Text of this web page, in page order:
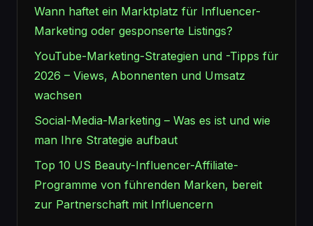
Wann haftet ein Marktplatz für Influencer-
Marketing oder gesponserte Listings?
YouTube-Marketing-Strategien und -Tipps für
2026 – Views, Abonnenten und Umsatz
wachsen
Social-Media-Marketing – Was es ist und wie
man Ihre Strategie aufbaut
Top 10 US Beauty-Influencer-Affiliate-
Programme von führenden Marken, bereit
zur Partnerschaft mit Influencern